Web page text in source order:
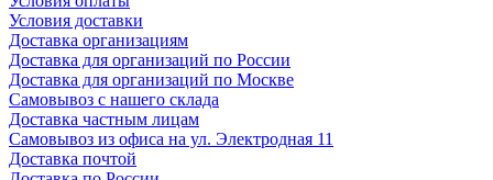
Условия доставки
Доставка организациям
Доставка для организаций по России
Доставка для организаций по Москве
Самовывоз с нашего склада
Доставка частным лицам
Самовывоз из офиса на ул. Электродная 11
Доставка почтой